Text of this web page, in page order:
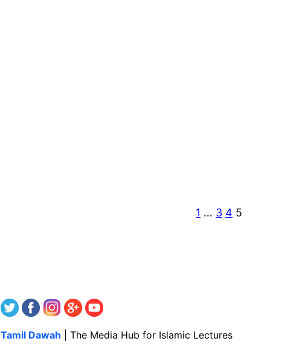
1 … 3 4 5
Tamil Dawah | The Media Hub for Islamic Lectures